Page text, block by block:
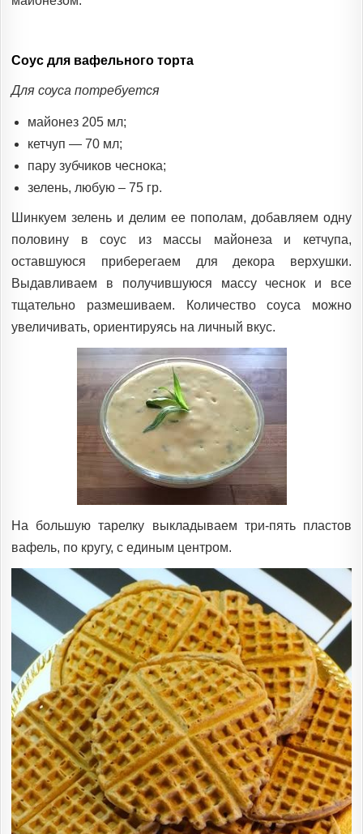
Соус для вафельного торта
Для соуса потребуется
майонез 205 мл;
кетчуп — 70 мл;
пару зубчиков чеснока;
зелень, любую – 75 гр.
Шинкуем зелень и делим ее пополам, добавляем одну
половину в соус из массы майонеза и кетчупа,
оставшуюся приберегаем для декора верхушки.
Выдавливаем в получившуюся массу чеснок и все
тщательно размешиваем. Количество соуса можно
увеличивать, ориентируясь на личный вкус.
На большую тарелку выкладываем три-пять пластов
вафель, по кругу, с единым центром.